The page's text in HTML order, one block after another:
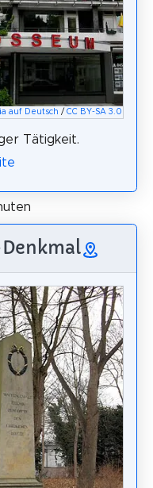
auf Deutsch / CC BY-SA 3.0
Tätigkeit.